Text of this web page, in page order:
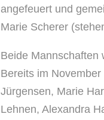
angefeuert und
Marie Scherer
Beide Mannschaften
Bereits im
Jürgensen, Marie
Lehnen, Alexandra